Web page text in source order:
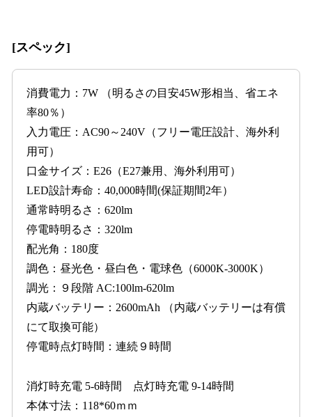
[スペック]
消費電力：7W （明るさの目安45W形相当、省エネ
率80％）
入力電圧：AC90～240V（フリー電圧設計、海外利
用可）
口金サイズ：E26（E27兼用、海外利用可）
LED設計寿命：40,000時間(保証期間2年）
通常時明るさ：620lm
停電時明るさ：320lm
配光角：180度
調色：昼光色・昼白色・電球色（6000K-3000K）
調光：９段階 AC:100lm-620lm
内蔵バッテリー：2600mAh （内蔵バッテリーは有償
にて取換可能）
停電時点灯時間：連続９時間
消灯時充電 5-6時間 点灯時充電 9-14時間
本体寸法：118*60ｍｍ